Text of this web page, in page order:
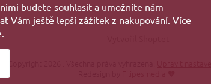
budete souhlasit a umožníte nám
Vám ještě lepší zážitek z nakupování. Více